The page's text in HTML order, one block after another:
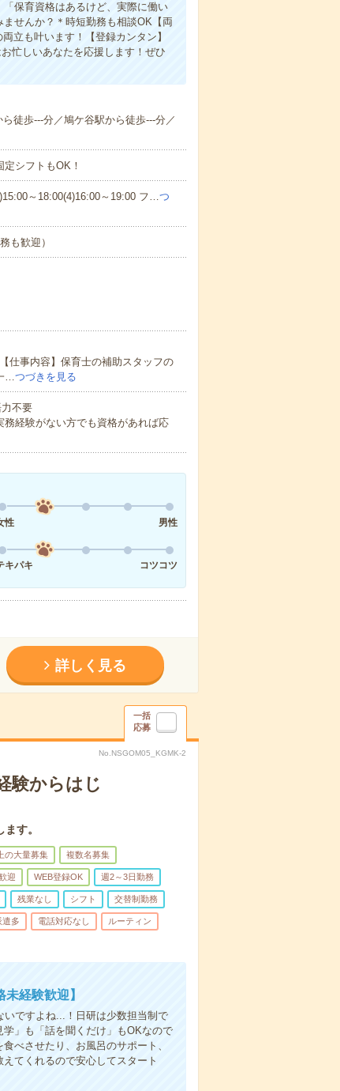
保育資格はあるけど、実際に働い
せんか？＊時短勤務も相談OK【両
立も叶います！【登録カンタン】
忙しいあなたを応援します！ぜひ
徒歩---分／鳩ケ谷駅から徒歩---分／
シフトもOK！
～18:00(4)16:00～19:00 フ…つ
も歓迎）
仕事内容】保育士の補助スタッフの
…つづきを見る
不要
経験がない方でも資格があれば応
性
男性
キパキ
コツコツ
詳しく見る
一括
応募
No.NSGOM05_KGMK-2
験からはじ
す。
の大量募集 複数名募集
迎 WEB登録OK 週2～3日勤務
残業なし シフト 交替制勤務
遣多 電話対応なし ルーティン
経験歓迎】
いですよね...！日研は少数担当制で
」も「話を聞くだけ」もOKなので
べさせたり、お風呂のサポート、
てくれるので安心してスタート